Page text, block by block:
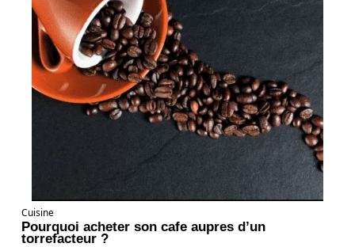
Cuisine
Pourquoi acheter son cafe aupres d’un
torrefacteur ?